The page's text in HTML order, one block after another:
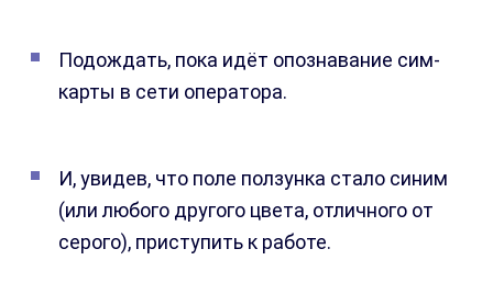
Подождать, пока идёт опознавание сим-
карты в сети оператора.
И, увидев, что поле ползунка стало синим
(или любого другого цвета, отличного от
серого), приступить к работе.